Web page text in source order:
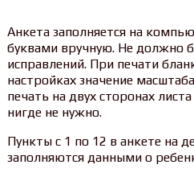
Анкета заполняется на
буквами вручную. Не должно
исправлений. При печати
настройках значение
печать на двух сторонах
нигде не нужно.
Пункты с 1 по 12 в анкете на
заполняются данными о